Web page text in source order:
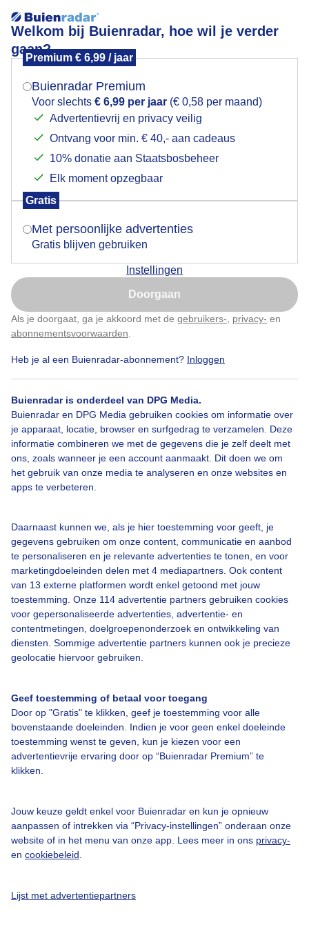
Welkom bij Buienradar, hoe wil je verder
gaan?
Premium € 6,99 / jaar
Buienradar Premium
Voor slechts € 6,99 per jaar (€ 0,58 per maand)
Advertentievrij en privacy veilig
Ontvang voor min. € 40,- aan cadeaus
10% donatie aan Staatsbosbeheer
Elk moment opzegbaar
Gratis
Met persoonlijke advertenties
Gratis blijven gebruiken
Instellingen
Doorgaan
Als je doorgaat, ga je akkoord met de gebruikers- privacy- en
abonnementsvoorwaarden
Heb je al een Buienradar-abonnement? Inloggen
Buienradar is onderdeel van DPG Media.
Buienradar en DPG Media gebruiken cookies om informatie over
je apparaat, locatie, browser en surfgedrag te verzamelen. Deze
informatie combineren we met de gegevens die je zelf deelt met
ons, zoals wanneer je een account aanmaakt. Dit doen we om
het gebruik van onze media te analyseren en onze websites en
apps te verbeteren.
Daarnaast kunnen we, als je hier toestemming voor geeft, je
gegevens gebruiken om onze content, communicatie en aanbod
te personaliseren en je relevante advertenties te tonen, en voor
marketingdoeleinden delen met 4 mediapartners. Ook content
van 13 externe platformen wordt enkel getoond met jouw
toestemming. Onze 114 advertentie partners gebruiken cookies
voor gepersonaliseerde advertenties, advertentie- en
contentmetingen, doelgroepenonderzoek en ontwikkeling van
diensten. Sommige advertentie partners kunnen ook je precieze
geolocatie hiervoor gebruiken.
Geef toestemming of betaal voor toegang
Door op "Gratis" te klikken, geef je toestemming voor alle
bovenstaande doeleinden. Indien je voor geen enkel doeleinde
toestemming wenst te geven, kun je kiezen voor een
advertentievrije ervaring door op “Buienradar Premium” te
klikken.
Jouw keuze geldt enkel voor Buienradar en kun je opnieuw
aanpassen of intrekken via “Privacy-instellingen” onderaan onze
website of in het menu van onze app. Lees meer in ons privacy-
en cookiebeleid
Lijst met advertentiepartners
Paarden en oranje vlaggen stapelwolken blauwe
lucht aan zee
Door: John Dalhuijsen Gemaakt: 09-06-2026, 17x bekeken
Een moment geduld aub...
Over Buienradar
Bedrijfsgegevens
Veelgestelde vragen
Toegankelijkheid
Gebruikersvoorwaarden
Adverteren
Buienradar Team
Cookie beleid
Privacy instellingen
Gratis weerdata
@BuienradarNL
Mogen we je locatie gebruiken voor het
Indien je hier nog geen akkoord op hebt gegeven,
verschijnt er zo een pop-up uit je browser waarin
Is goed, toon de popup
Nu niet, misschien later
Klik hierom dit aan te passen